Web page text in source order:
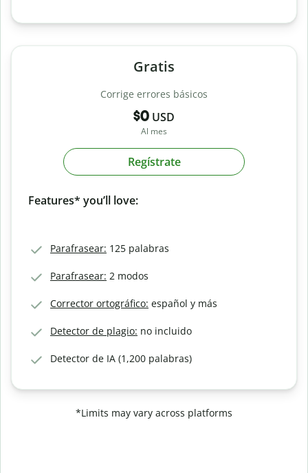
Gratis
Corrige errores básicos
$0 USD
Al mes
Regístrate
Features* you’ll love:
Parafrasear: 125 palabras
Parafrasear: 2 modos
Corrector ortográfico: español y más
Detector de plagio: no incluido
Detector de IA (1,200 palabras)
*Limits may vary across platforms